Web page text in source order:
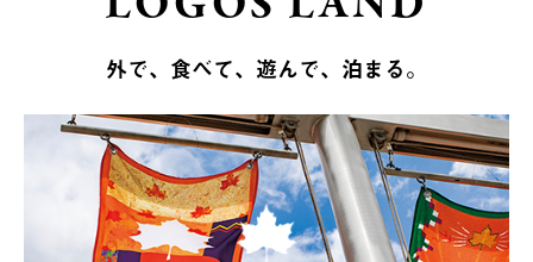
外で、食べて、遊んで、泊まる。